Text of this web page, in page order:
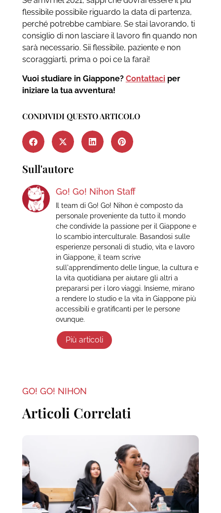
flessibile possibile riguardo la data di partenza,
perché potrebbe cambiare. Se stai lavorando, ti
consiglio di non lasciare il lavoro fin quando non
sarà necessario. Sii flessibile, paziente e non
scoraggiarti, prima o poi ce la farai!
Vuoi studiare in Giappone? Contattaci per
iniziare la tua avventura!
CONDIVIDI QUESTO ARTICOLO
Sull'autore
Go! Go! Nihon Staff
Il team di Go! Go! Nihon è composto da
personale proveniente da tutto il mondo
che condivide la passione per il Giappone e
lo scambio interculturale. Basandosi sulle
esperienze personali di studio, vita e lavoro
in Giappone, il team scrive
sull'apprendimento delle lingue, la cultura e
la vita quotidiana per aiutare gli altri a
prepararsi per i loro viaggi. Insieme, mirano
a rendere lo studio e la vita in Giappone più
accessibili e gratificanti per le persone
ovunque.
Più articoli
GO! GO! NIHON
Articoli Correlati